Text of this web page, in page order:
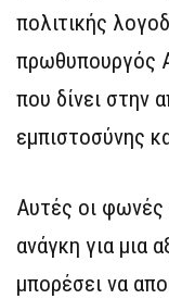
πολιτικής
πρωθυπουργός
που δίνει στην
εμπιστοσύνης
Αυτές οι φωνές
ανάγκη για μια
μπορέσει να